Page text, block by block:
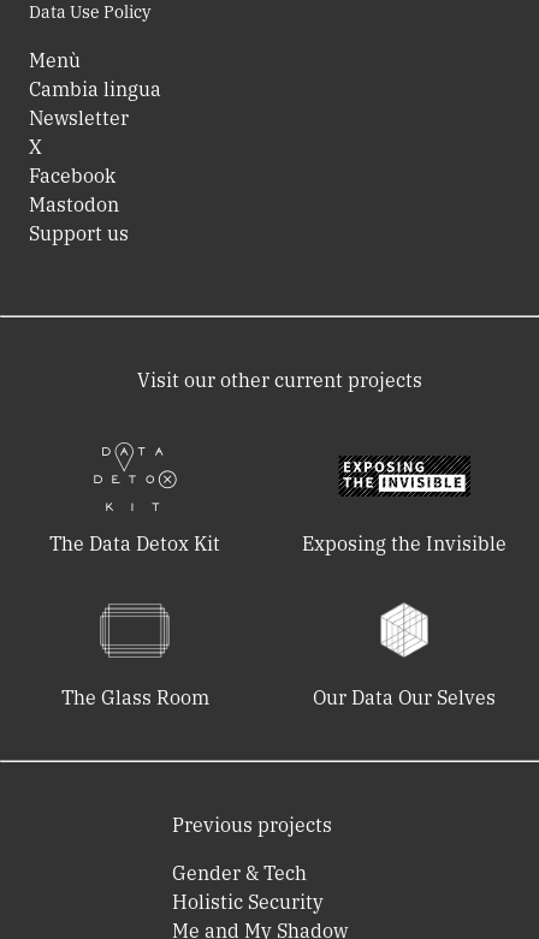
Data Use Policy
Menù
Cambia lingua
Newsletter
X
Facebook
Mastodon
Support us
Visit our other current projects
The Data Detox Kit Exposing the Invisible
The Glass Room Our Data Our Selves
Previous projects
Gender & Tech
Holistic Security
Me and My Shadow